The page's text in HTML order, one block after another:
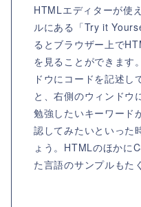
HTMLエディターが使
ルにある「Try it
るとブラウザー上で
を見ることができます
ドウにコードを記述し
と、右側のウィンドウ
勉強したいキーワード
認してみたいといった
ょう。HTMLのほかに
た言語のサンプルもた